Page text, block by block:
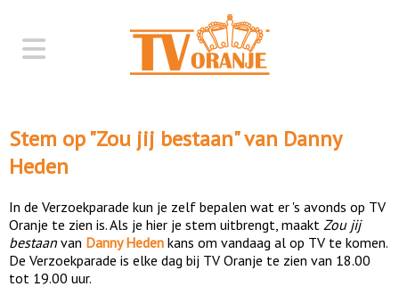
Stem op "Zou jij bestaan" van Danny
Heden
In de Verzoekparade kun je zelf bepalen wat er 's avonds op TV
Oranje te zien is. Als je hier je stem uitbrengt, maakt Zou jij
bestaan van Danny Heden kans om vandaag al op TV te komen.
De Verzoekparade is elke dag bij TV Oranje te zien van 18.00
tot 19.00 uur.